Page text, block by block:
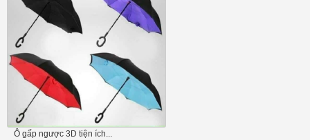
Ô gấp ngược 3D tiện ích...